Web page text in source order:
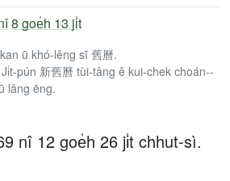
nî 12 goe̍h 26 ji̍t chhut-sì.
8 goe̍h 13 ji̍t
ū khó-lêng sī 舊曆.
pún 新舊曆 tùi-tâng ê kui-chek choán--
lâng ēng.